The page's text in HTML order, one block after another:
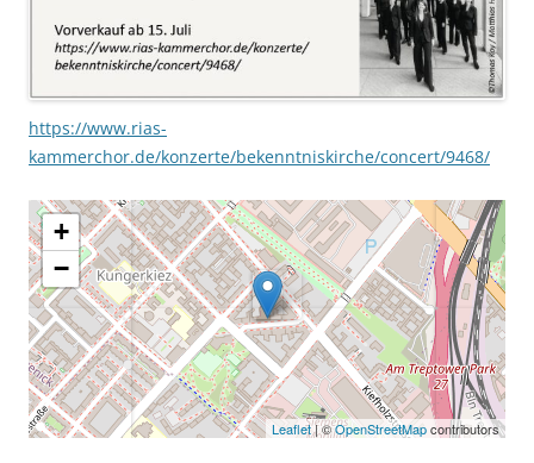
https://www.rias-
kammerchor.de/konzerte/bekenntniskirche/concert/9468/
+
−
Leaflet| ©OpenStreetMapcontributors